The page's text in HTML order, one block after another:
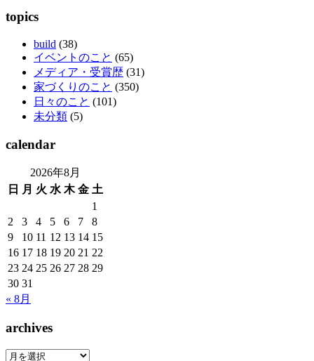
topics
build (38)
イベントのこと (65)
メディア・受賞歴 (31)
家づくりのこと (350)
日々のこと (101)
未分類 (5)
calendar
2026年8月
日
月 火 水 木 金 土
1
2
3 4 5 6 7
8
9
10 11 12 13 14 15
16 17 18 19 20 21 22
23 24 25 26 27 28 29
30 31
« 8月
archives
archives